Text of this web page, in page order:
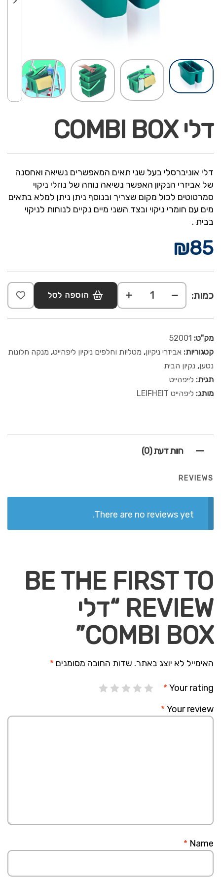
דלי COMBI BOX
דלי אוניברסלי בעל שני תאים המאפשרים נשיאה ואחסנה
של אביזרי הנקיון האפשר נשיאה נוחה של נוזלי ניקוי
סמרטוטים לכול מקום שצריך ובנוסף ניתן ניתן למלא בתאים
מים עם חומרי ניקוי ובצד השני מיים נקיים לנוחות לניקוי
בבית .
₪85
כמות: הוספה לסל
מק"ט: 52001
קטגוריות: אביזרי ניקיון, מטליות וחלפים ניקיון ליפהייט, מנקה חלונות
נטען, נקיון הבית
תגית: לייפהייט
מותג: ליפהייט LEIFHEIT
חוות דעת (0)
REVIEWS
There are no reviews yet.
BE THE FIRST TO
REVIEW “דלי
COMBI BOX”
האימייל לא יוצג באתר. שדות החובה מסומנים *
Your rating
*
Your review
*
Name
*